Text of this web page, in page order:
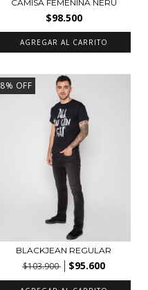
CAMISA FEMENINA NERU
$98.500
AGREGAR AL CARRITO
8% OFF
BLACKJEAN REGULAR
$103.900 $95.600